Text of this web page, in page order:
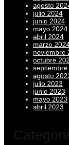
agosto
julio 2024
junio 2024
mayo 2024
abril 2024
marzo
noviembre
octubre
septiembre
agosto
julio 2023
junio 2023
mayo 2023
abril 2023